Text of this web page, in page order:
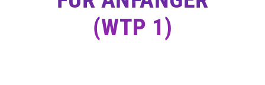
(WTP 1)